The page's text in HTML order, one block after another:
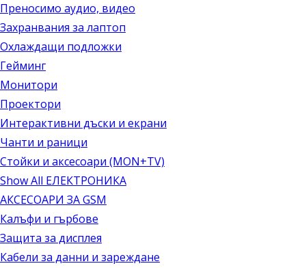
Преносимо аудио, видео
Захранвания за лаптоп
Охлаждащи подложки
Гейминг
Монитори
Проектори
Интерактивни дъски и екрани
Чанти и раници
Стойки и аксесоари (MON+TV)
Show All ЕЛЕКТРОНИКА
АКСЕСОАРИ ЗА GSM
Калъфи и гърбове
Защита за дисплея
Кабели за данни и зареждане